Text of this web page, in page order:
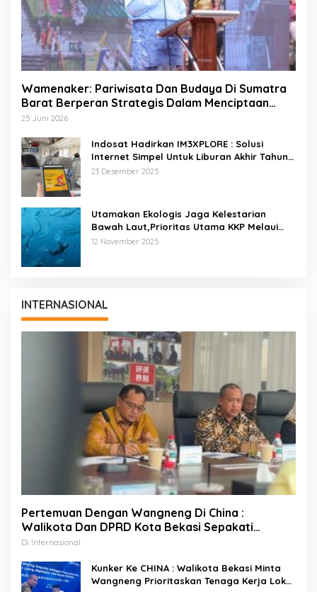
Wamenaker: Pariwisata Dan Budaya Di Sumatra
Barat Berperan Strategis Dalam Menciptaan
Lapangan Kerja
25 Juni 2026
Indosat Hadirkan IM3XPLORE : Solusi
Internet Simpel Untuk Liburan Akhir Tahun
Ke Destinasi Wisata Domestik Dan Trip Luar
23 Desember 2025
Utamakan Ekologis Jaga Kelestarian
Bawah Laut,Prioritas Utama KKP Melaui
Pariwisata Laut Diving Jadi Ekonomi Biru
12 November 2025
INTERNASIONAL
Pertemuan Dengan Wangneng Di China :
Walikota Dan DPRD Kota Bekasi Sepakati
Percepatan Pembangunan PSEL
Di Internasional
Kunker Ke CHINA : Walikota Bekasi Minta
Wangneng Prioritaskan Tenaga Kerja Lokal